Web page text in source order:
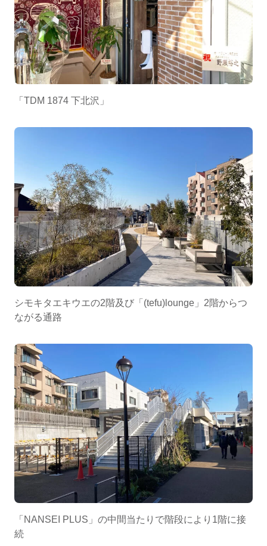
「TDM 1874 下北沢」
シモキタエキウエの2階及び「(tefu)lounge」2階からつ
ながる通路
「NANSEI PLUS」の中間当たりで階段により1階に接
続